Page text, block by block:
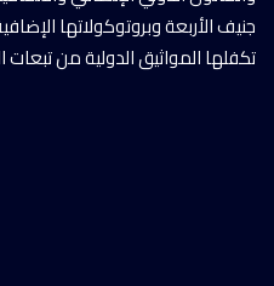
جنيف الأربعة وبروتوكولاتها
تكفلها المواثيق الدولية من